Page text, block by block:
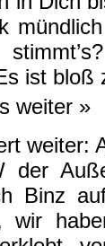
ist bloß
weiter »
weiter:
der
Binz
wir